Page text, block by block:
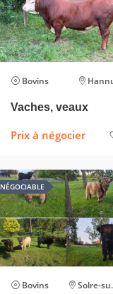
Bovins
Vaches, veaux
Prix à négocier
NÉGOCIABLE
Bovins Solre-sur-Sambre